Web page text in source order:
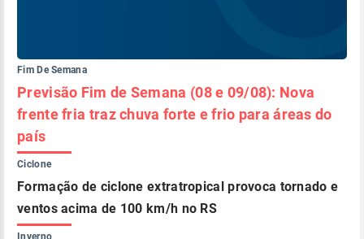
Fim De Semana
Previsão Fim de Semana (08 e 09/08): Nova
frente fria traz chuva forte e frio para áreas do
país
Ciclone
Formação de ciclone extratropical provoca tornado e
ventos acima de 100 km/h no RS